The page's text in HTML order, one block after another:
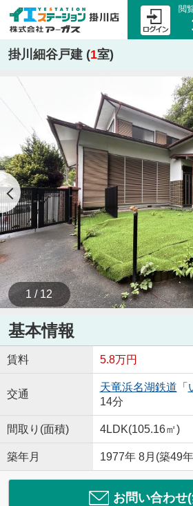
閲
掛川細谷戸建 (1室)
1 / 12
基本情報
賃料 5.8万円
交通
天竜浜名湖鉄道 「
14分
間取り(面積) 4LDK(105.16㎡)
築年月 1977年 8月(築49
お問い合わせ